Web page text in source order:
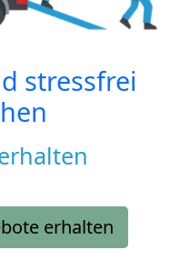
stressfrei
erhalten